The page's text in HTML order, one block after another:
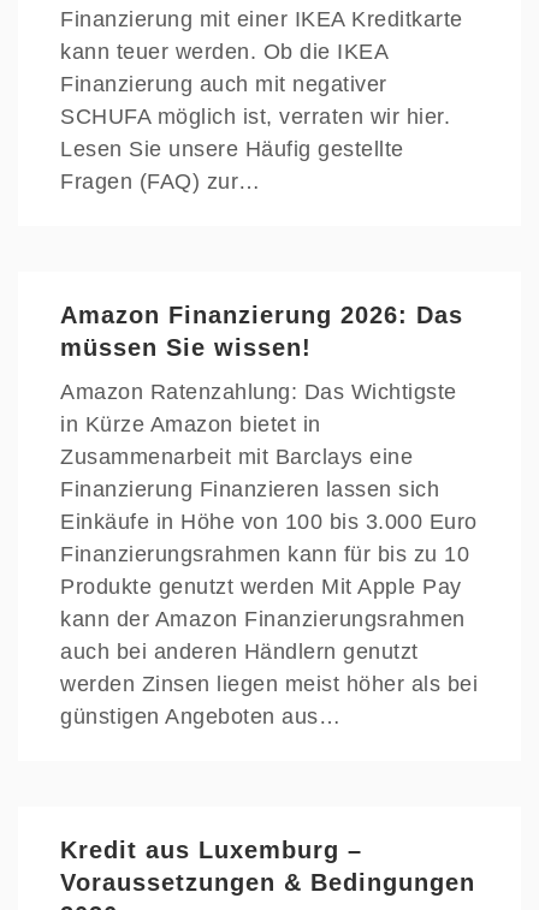
Finanzierung mit einer IKEA Kreditkarte
kann teuer werden. Ob die IKEA
Finanzierung auch mit negativer
SCHUFA möglich ist, verraten wir hier.
Lesen Sie unsere Häufig gestellte
Fragen (FAQ) zur…
Amazon Finanzierung 2026: Das
müssen Sie wissen!
Amazon Ratenzahlung: Das Wichtigste
in Kürze Amazon bietet in
Zusammenarbeit mit Barclays eine
Finanzierung Finanzieren lassen sich
Einkäufe in Höhe von 100 bis 3.000 Euro
Finanzierungsrahmen kann für bis zu 10
Produkte genutzt werden Mit Apple Pay
kann der Amazon Finanzierungsrahmen
auch bei anderen Händlern genutzt
werden Zinsen liegen meist höher als bei
günstigen Angeboten aus…
Kredit aus Luxemburg –
Voraussetzungen & Bedingungen